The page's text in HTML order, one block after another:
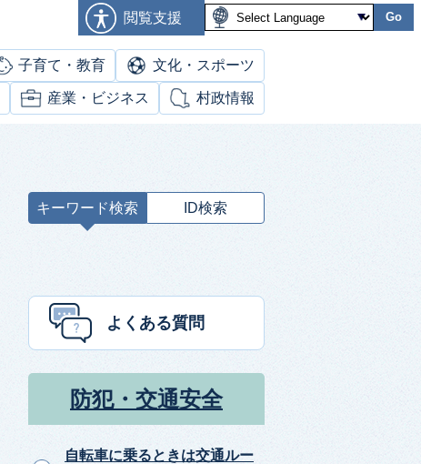
閲覧支援 Go
子育て・教育 文化・スポーツ
産業・ビジネス 村政情報
キーワード検索 ID検索
ー
よくある質問
防犯・交通安全
自転車に乗るときは交通ルー